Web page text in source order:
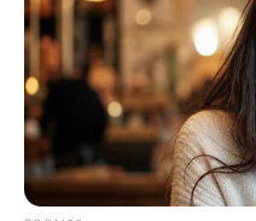
BUZZDAY